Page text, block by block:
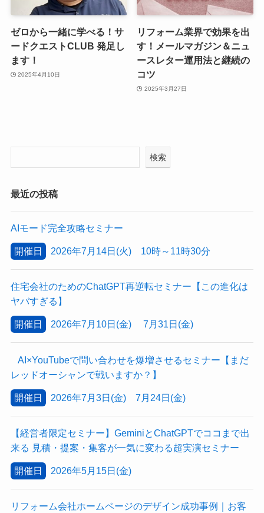
ゼロから一緒に学べる！サ
ードクエストCLUB 発足し
ます！
2025年4月10日
リフォーム業界で効果を出
す！メールマガジン＆ニュ
ースレター運用法と継続の
コツ
2025年3月27日
検索
最近の投稿
AIモード完全攻略セミナー
開催日 2026年7月14日(火) 10時～11時30分
住宅会社のためのChatGPT再逆転セミナー【この進化は
ヤバすぎる】
開催日 2026年7月10日(金) 7月31日(金)
AI×YouTubeで問い合わせを爆増させるセミナー【まだ
レッドオーシャンで戦いますか？】
開催日 2026年7月3日(金) 7月24日(金)
【経営者限定セミナー】GeminiとChatGPTでココまで出
来る 見積・提案・集客が一気に変わる超実演セミナー
開催日 2026年5月15日(金)
リフォーム会社ホームページのデザイン成功事例｜お客